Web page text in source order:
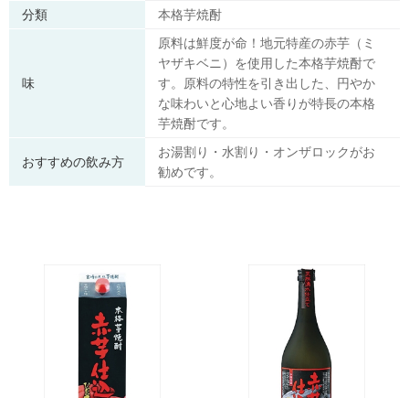
分類
本格芋焼酎
味
原料は鮮度が命！地元特産の赤芋（ミ
ヤザキベニ）を使用した本格芋焼酎で
す。原料の特性を引き出した、円やか
な味わいと心地よい香りが特長の本格
芋焼酎です。
おすすめの飲み方
お湯割り・水割り・オンザロックがお
勧めです。